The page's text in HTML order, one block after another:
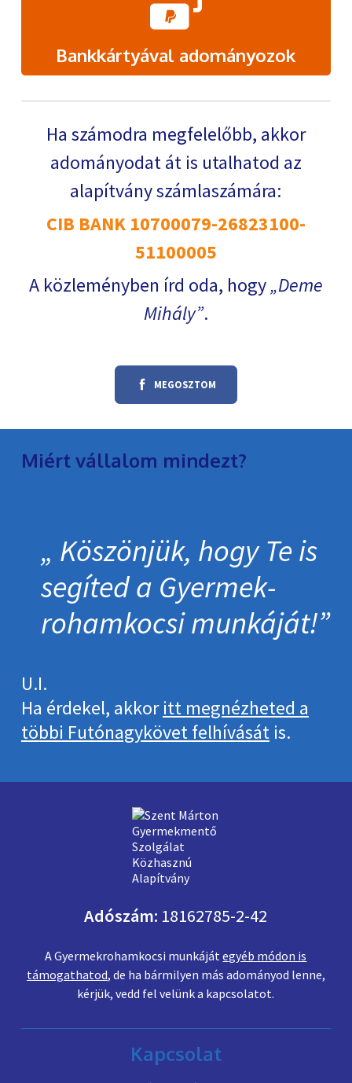
Bankkártyával adományozok
Ha számodra megfelelőbb, akkor
adományodat át is utalhatod az
alapítvány számlaszámára:
CIB BANK 10700079-26823100-
51100005
A közleményben írd oda, hogy Deme
Mihály .
MEGOSZTOM
Miért vállalom mindezt?
Köszönjük, hogy Te is
segíted a Gyermek­
roham­kocsi munkáját!
U.I.
Ha érdekel, akkoritt megnézheted a
többi Futónagykövet felhívásátis.
Adószám: 18162785-2-42
A Gyermekrohamkocsi munkájátegyéb módon is
támogathatod, de ha bármilyen más adományod lenne,
kérjük, vedd fel velünk a kapcsolatot.
Kapcsolat